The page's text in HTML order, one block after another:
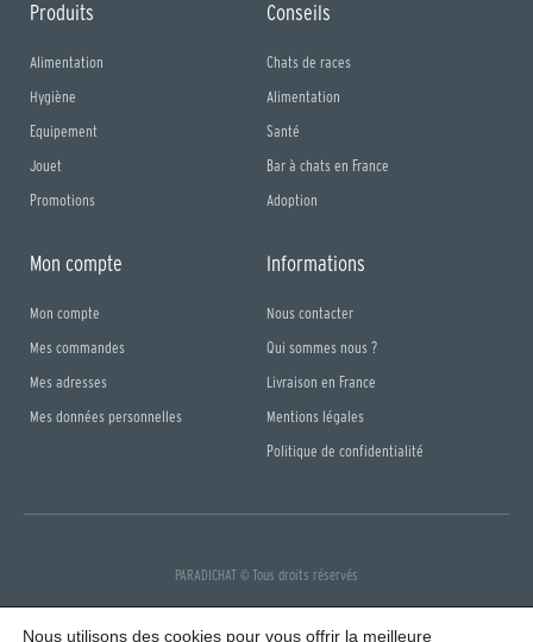
Produits
Alimentation
Hygiène
Equipement
Jouet
Promotions
Conseils
Chats de races
Alimentation
Santé
Bar à chats en France
Adoption
Mon compte
Mon compte
Mes commandes
Mes adresses
Mes données personnelles
Informations
Nous contacter
Qui sommes nous ?
Livraison en France
Mentions légales
Politique de confidentialité
PARADICHAT © Tous droits réservés
F I
Nous utilisons des cookies pour vous offrir la meilleure